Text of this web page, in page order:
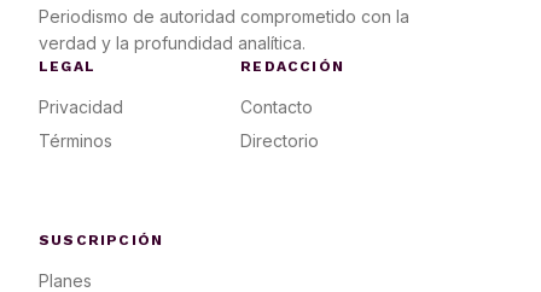
Periodismo de autoridad comprometido con la
verdad y la profundidad analítica.
LEGAL
Privacidad
Términos
REDACCIÓN
Contacto
Directorio
SUSCRIPCIÓN
Planes